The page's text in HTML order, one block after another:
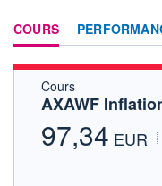
COURS
Cours
AXAWF
97,34 EUR